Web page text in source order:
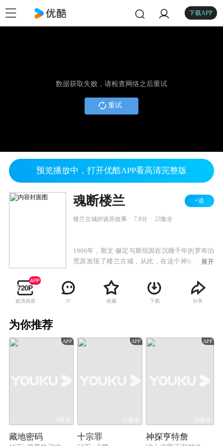
下载APP
数据获取失败，请检查网络之后重试
重试
预览播放中，打开优酷APP看高清完整版
魂断楼兰 +追
楼兰古城的诡异故事 7.8分 23集全
1900年，斯文·赫定与斯坦因在沉睡千年的罗布泊
荒原发现了楼兰古城，从此，在这个神秘而古老
剧。带着对千年不腐的楼兰女尸、堪与埃及法老
图坦卡蒙金色面罩媲美的金色面具等无数古墓宝
藏的好奇和贪婪，他们不顾绿洲已变成荒原的大
展开
超清画质 37 收藏 下载 分享
为你推荐
APP
8集全
藏地密码
APP
21集全
十宗罪
APP
33集全
神探亨特詹